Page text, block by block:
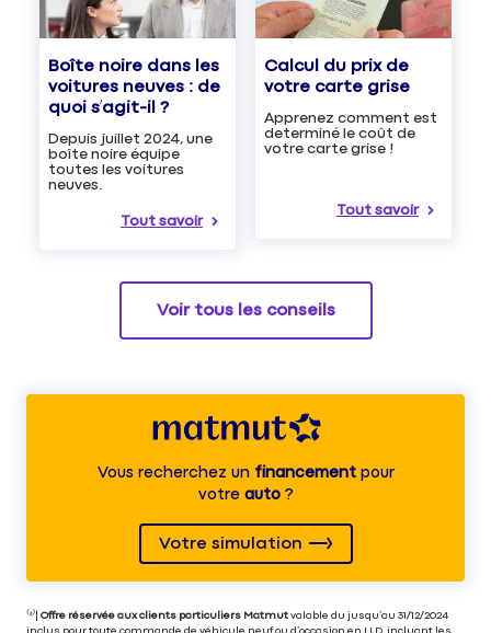
Boîte noire dans les
voitures neuves : de
quoi s’agit-il ?
Depuis juillet 2024, une
boîte noire équipe
toutes les voitures
neuves.
Tout savoir
Calcul du prix de
votre carte grise
Apprenez comment est
determiné le coût de
votre carte grise !
Tout savoir
Voir tous les conseils
Vous recherchez unfinancementpour
votre auto?
Votre simulation
⁽⁴⁾| Offre réservée aux clients particuliers Matmut valable du jusqu’au 31/12/2024